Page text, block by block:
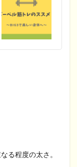
る程度の太さ。